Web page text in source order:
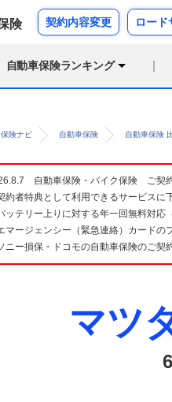
険 契約内容変更 ロード
自動車保険ランキング
険ナビ 自動車保険 自動車保険
自動車保険・バイク保険 ご契
約者特典として利用できるサービスに
ッテリー上りに対する年一回無料対応
マージェンシー（緊急連絡）カード
ニー損保・ドコモの自動車保険のご契
マツ